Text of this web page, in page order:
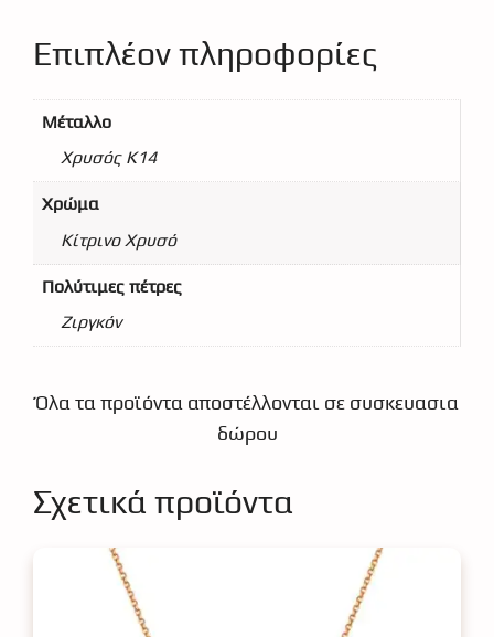
Επιπλέον πληροφορίες
Μέταλλο
Χρυσός Κ14
Χρώμα
Κίτρινο Χρυσό
Πολύτιμες πέτρες
Ζιργκόν
Όλα τα προϊόντα αποστέλλονται σε συσκευασια
δώρου
Σχετικά προϊόντα